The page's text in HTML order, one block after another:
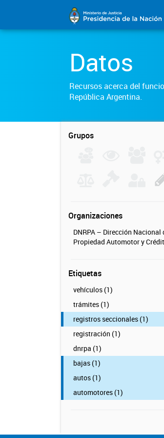
Datos
Recursos acerca del
República Argentina.
Grupos
Organizaciones
DNRPA – Dirección Nacional
Propiedad Automotor y
Etiquetas
vehículos (1)
trámites (1)
registros seccionales (1)
registración (1)
dnrpa (1)
bajas (1)
autos (1)
automotores (1)